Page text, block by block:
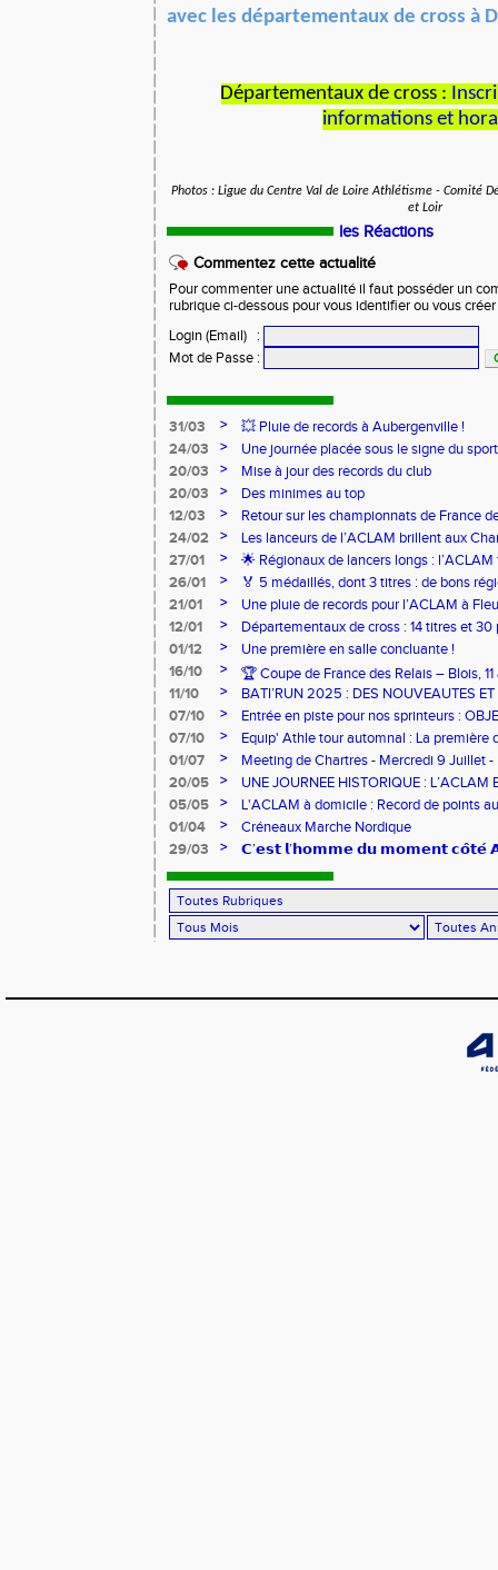
avec les départementaux de cross à
Départementaux de cross :
informations et
Photos : Ligue du Centre Val de Loire Athlétisme - Comité
et Loir
les Réactions
Commentez cette actualité
Pour commenter une actualité il faut posséder un
rubrique ci-dessous pour vous identifier ou vous
Login (Email)
:
Mot de Passe :
31/03 >
💥 Pluie de records à Aubergenville !
24/03
>
Une journée placée sous le signe du
20/03
>
Mise à jour des records du club
20/03
>
Des minimes au top
12/03
>
Retour sur les championnats de France
24/02
>
Les lanceurs de l’ACLAM brillent aux
Lancers Longs à Nice
27/01 >
🌟 Régionaux de lancers longs :
sur-Loire
26/01 >
🏅 5 médaillés, dont 3 titres : de bons
pour l’Aclam !
21/01 >
Une pluie de records pour l’ACLAM à
12/01
>
Départementaux de cross : 14 titres et 30
01/12
>
Une première en salle concluante !
16/10
>
🏆 Coupe de France des Relais – Blois,
11/10
>
BATI’RUN 2025 : DES NOUVEAUTES
07/10
>
Entrée en piste pour nos sprinteurs :
FRANCE !
07/10 >
Equip' Athle tour automnal : La première
jeunes !
01/07 >
Meeting de Chartres - Mercredi 9 Juillet
20/05
>
UNE JOURNEE HISTORIQUE : L’ACLAM
05/05
>
L'ACLAM à domicile : Record de points
01/04
>
Créneaux Marche Nordique
29/03
> 𝗖’𝗲𝘀𝘁 𝗹’𝗵𝗼𝗺𝗺𝗲 𝗱𝘂 𝗺𝗼𝗺𝗲𝗻𝘁 𝗰𝗼̂𝘁𝗲́